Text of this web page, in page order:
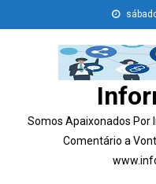
to
Somos Apaixonados Por
Comentário a